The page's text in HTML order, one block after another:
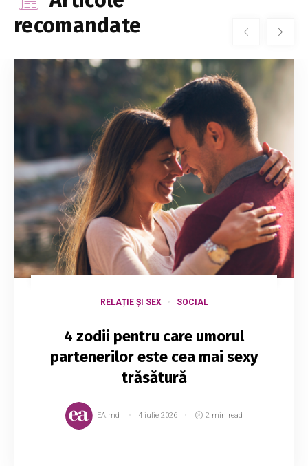
recomandate
RELAȚIE ȘI SEX SOCIAL
4 zodii pentru care umorul
partenerilor este cea mai sexy
trăsătură
EA.md 4 iulie 2026 2 min read